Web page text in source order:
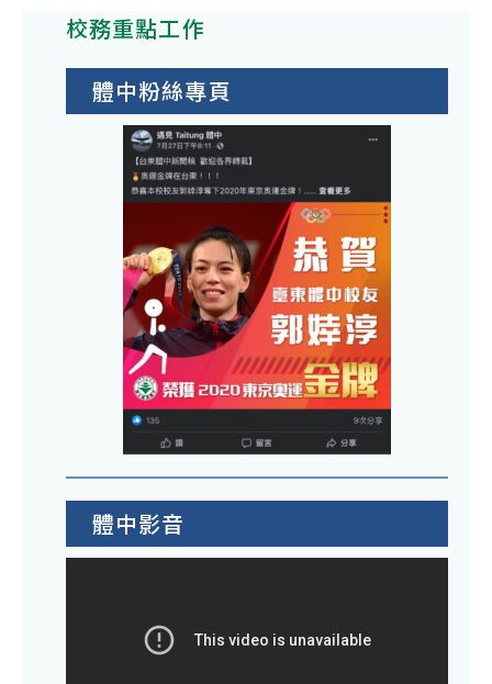
校務重點工作
體中粉絲專頁
體中影音